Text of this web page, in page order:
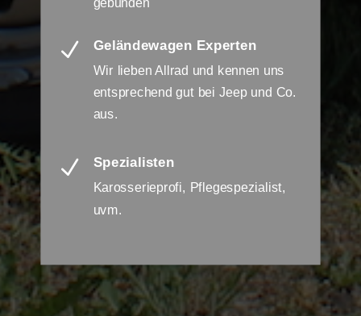
gebunden
N Geländewagen Experten
Wir lieben Allrad und kennen uns
entsprechend gut bei Jeep und Co.
aus.
N Spezialisten
Karosserieprofi, Pflegespezialist,
uvm.